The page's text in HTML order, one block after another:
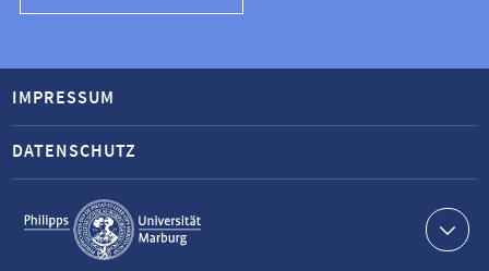
Service-
Navigation
IMPRESSUM
DATENSCHUTZ